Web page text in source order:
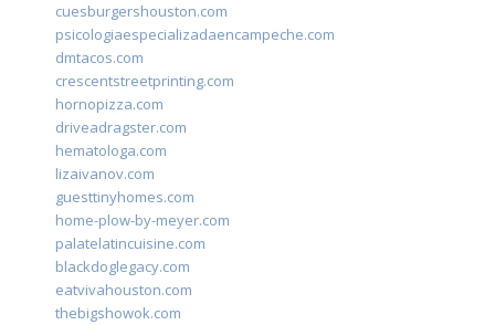
cuesburgershouston.com
psicologiaespecializadaencampeche.com
dmtacos.com
crescentstreetprinting.com
hornopizza.com
driveadragster.com
hematologa.com
lizaivanov.com
guesttinyhomes.com
home-plow-by-meyer.com
palatelatincuisine.com
blackdoglegacy.com
eatvivahouston.com
thebigshowok.com